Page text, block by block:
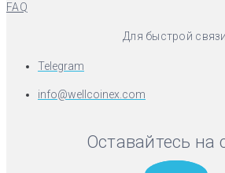
FAQ
Для быстрой
Telegram
info@wellcoinex.com
Оставайтесь на